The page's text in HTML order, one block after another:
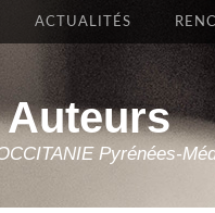
Pyrénées-
ACTUALITÉS